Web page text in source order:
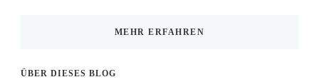
MEHR ERFAHREN
ÜBER DIESES BLOG